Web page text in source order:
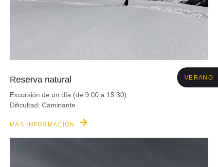
VERANO
Reserva natural
Excursión de un día (de 9:00 a 15:30)
Dificultad: Caminante
MÁS INFORMACIÓN